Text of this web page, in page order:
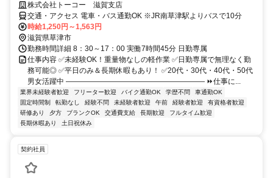
株式会社トーコー 滋賀支店
交通・アクセス 電車・バス通勤OK ※JR南草津駅よりバスで10分
時給1,250円～1,563円
滋賀県草津市
勤務時間詳細 8：30～17：00 実働7時間45分 日勤専属
仕事内容 ✅未経験OK！重量物なしの軽作業 ✅日勤専属で無理なく勤
務可能◎ ✅平日のみ＆長期休暇もあり！ ✅20代・30代・40代・50代
男女活躍中 ――――――――――――――――――― ⏩仕事に...
業界未経験者歓迎 フリーター歓迎 バイク通勤OK 学歴不問
車通勤OK
固定時間制
転勤なし 経験不問 未経験者歓迎 午前 経験者歓迎
有資格者歓迎
研修あり
夕方 ブランクOK 交通費支給 長期歓迎
フルタイム歓迎
長期休暇あり
土日祝休み
契約社員